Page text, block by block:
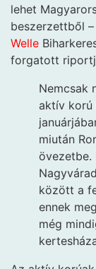
lehet
beszerzettből
Welle
forgatott
Nemcsak
aktív korú
miután
övezetbe.
között a
ennek
még